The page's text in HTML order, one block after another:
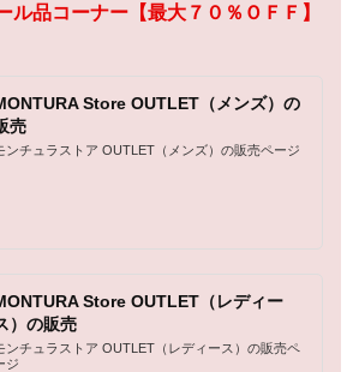
ル品コーナー【最大７０％ＯＦＦ】
Store OUTLET（メンズ）の
売
ンチュラストア OUTLET（メンズ）の販売ページ
Store OUTLET（レディー
）の販売
ンチュラストア OUTLET（レディース）の販売ペ
ジ